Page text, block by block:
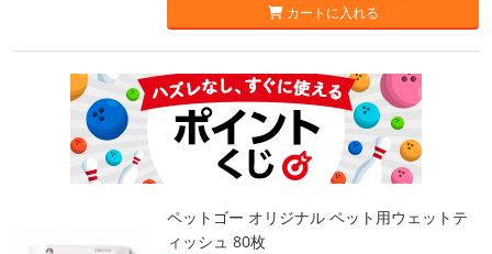
カートに入れる
ペットゴー オリジナル ペット用ウェットテ
ィッシュ 80枚